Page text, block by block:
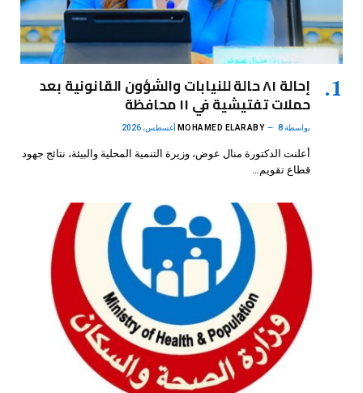
إحالة ٨١ حالة للنيابات والشؤون القانونية بعد
حملات تفتيشية في ١١ محافظة
بواسطة MOHAMED ELARABY 8 أغسطس، 2026
أعلنت الدكتورة منال عوض، وزيرة التنمية المحلية والبيئة، نتائج جهود
قطاع تقويم…